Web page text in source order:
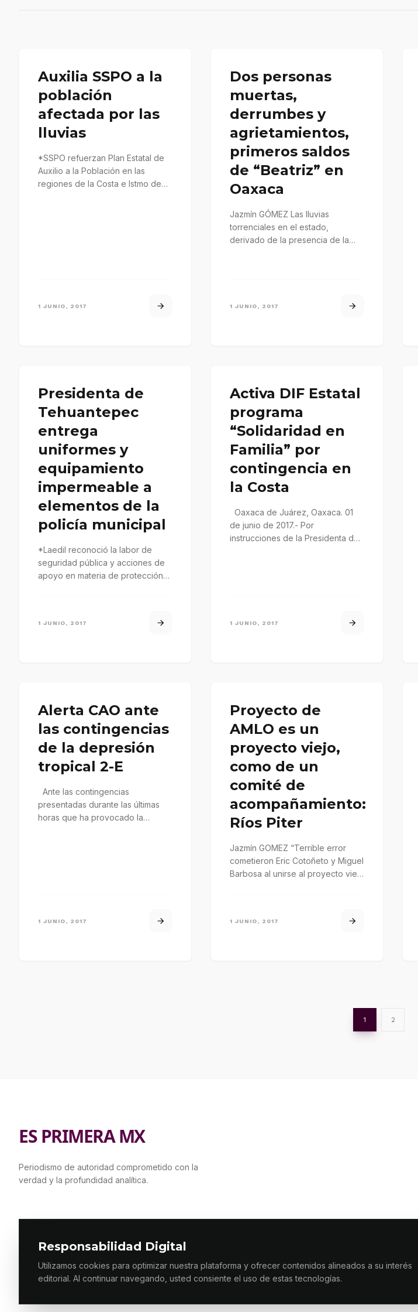
Responsabilidad Digital
Utilizamos cookies para optimizar nuestra plataforma y ofrecer contenidos alineados a su interés
editorial. Al continuar navegando, usted consiente el uso de estas tecnologías.
Auxilia SSPO a la
población
afectada por las
lluvias
*SSPO refuerzan Plan Estatal de
Auxilio a la Población en las
regiones de la Costa e Istmo de
1 JUNIO, 2017
Dos personas
muertas,
derrumbes y
agrietamientos,
primeros saldos
de “Beatriz” en
Oaxaca
Jazmín GÓMEZ Las lluvias
torrenciales en el estado,
derivado de la presencia de la
1 JUNIO, 2017
Presidenta de
Tehuantepec
entrega
uniformes y
equipamiento
impermeable a
elementos de la
policía municipal
*Laedil reconoció la labor de
seguridad pública y acciones de
apoyo en materia de protección
1 JUNIO, 2017
Activa DIF Estatal
programa
“Solidaridad en
Familia” por
contingencia en
la Costa
Oaxaca de Juárez, Oaxaca. 01
de junio de 2017.- Por
instrucciones de la Presidenta del
1 JUNIO, 2017
Alerta CAO ante
las contingencias
de la depresión
tropical 2-E
Ante las contingencias
presentadas durante las últimas
horas que ha provocado la
1 JUNIO, 2017
Proyecto de
AMLO es un
proyecto viejo,
como de un
comité de
acompañamiento:
Ríos Piter
Jazmín GOMEZ “Terrible error
cometieron Eric Cotoñeto y Miguel
Barbosa al unirse al proyecto viejo
1 JUNIO, 2017
1 2
ES PRIMERA MX
Periodismo de autoridad comprometido con la
verdad y la profundidad analítica.
© 2026 ES PRIMERA MX. ALGUNOS DERECHOS RESERVADOS / DESIGNMAKING.MX